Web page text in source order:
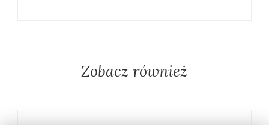
Zobacz również